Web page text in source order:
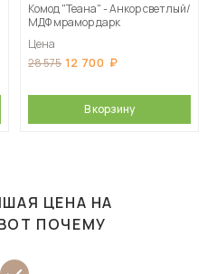
Комод "Теана" - Анкор светлый/
МДФ мрамор дарк
Цена
28 575 12 700
В корзину
ЦЕНА НА
ПОЧЕМУ